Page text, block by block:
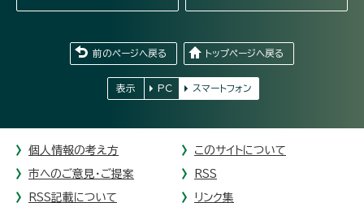
前のページへ戻る トップページへ戻る
表示 PC スマートフォン
個人情報の考え方 このサイトについて
市へのご意見・ご提案 RSS
RSS記載について リンク集